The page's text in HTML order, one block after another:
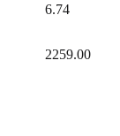
6.74
2259.00